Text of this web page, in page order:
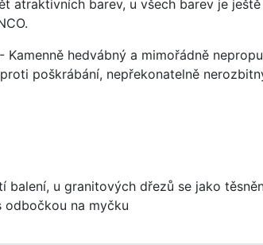
atraktivních barev, u všech barev je
- Kamenně hedvábný a mimořádně
poškrábání, nepřekonatelně
balení, u granitových dřezů se jako
odbočkou na myčku